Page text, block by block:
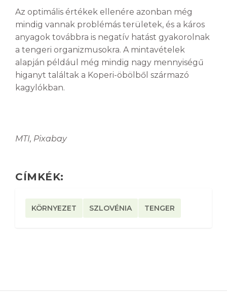
Az optimális értékek ellenére azonban még
mindig vannak problémás területek, és a káros
anyagok továbbra is negatív hatást gyakorolnak
a tengeri organizmusokra. A mintavételek
alapján például még mindig nagy mennyiségű
higanyt találtak a Koperi-öbölből származó
kagylókban.
MTI, Pixabay
CÍMKÉK:
KÖRNYEZET SZLOVÉNIA TENGER